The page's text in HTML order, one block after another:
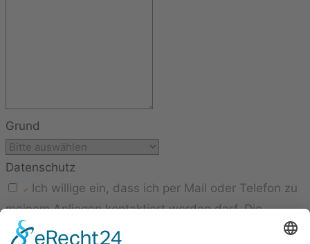
Grund
Datenschutz
Ich willige ein, dass ich per Mail oder Telefon zu
meinem Anliegen kontaktiert werden darf. Die
Datenschutzbestimmungen finden Sie unter